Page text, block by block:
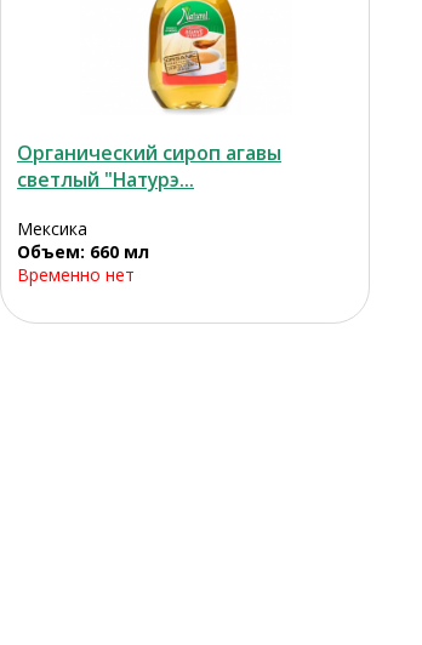
Органический сироп агавы
светлый "Натурэ...
Мексика
Объем: 660 мл
Временно нет